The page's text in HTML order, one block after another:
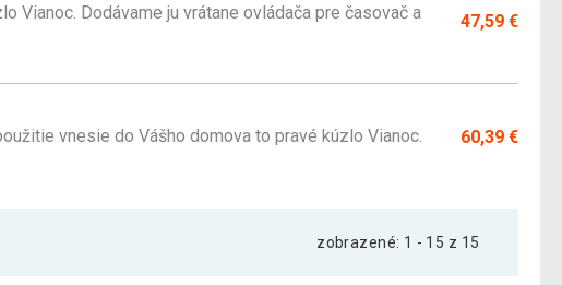
Vianoc. Dodávame ju vrátane ovládača pre časovač a
47,59 €
vnesie do Vášho domova to pravé kúzlo Vianoc.
60,39 €
zobrazené: 1 - 15 z 15